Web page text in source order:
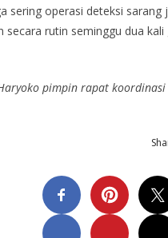
sering operasi deteksi
secara rutin seminggu dua
pimpin rapat